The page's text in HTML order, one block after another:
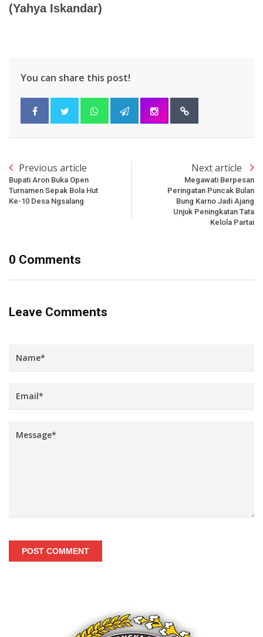
(Yahya Iskandar)
You can share this post!
Previous article
Bupati Aron Buka Open
Turnamen Sepak Bola Hut
Ke-10 Desa Ngsalang
Next article
Megawati Berpesan
Peringatan Puncak Bulan
Bung Karno Jadi Ajang
Unjuk Peningkatan Tata
Kelola Partai
0 Comments
Leave Comments
POST COMMENT